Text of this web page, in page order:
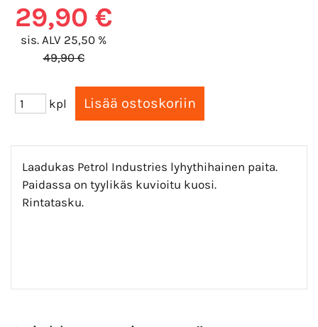
29,90 €
sis. ALV 25,50 %
49,90 €
kpl
Laadukas Petrol Industries lyhythihainen paita.
Paidassa on tyylikäs kuvioitu kuosi.
Rintatasku.